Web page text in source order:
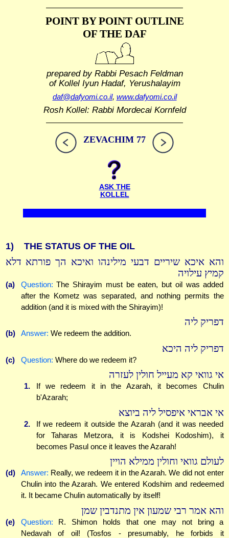
POINT BY POINT OUTLINE
OF THE DAF
prepared by Rabbi Pesach Feldman
of Kollel Iyun Hadaf, Yerushalayim
daf@dafyomi.co.il, www.dafyomi.co.il
Rosh Kollel: Rabbi Mordecai Kornfeld
ZEVACHIM 77
ASK THE
KOLLEL
1) THE STATUS OF THE OIL
והא איכא שיריים דבעי מילינהו ואיכא הך פורתא דלא
קמיץ עילויה
(a) Question: The Shirayim must be eaten, but oil was added
after the Kometz was separated, and nothing permits the
addition (and it is mixed with the Shirayim)!
דפריק ליה
(b) Answer: We redeem the addition.
דפריק ליה היכא
(c) Question: Where do we redeem it?
אי גוואי קא מעייל חולין לעזרה
1.
If we redeem it in the Azarah, it becomes Chulin
b'Azarah;
אי אבראי איפסיל ליה ביוצא
2.
If we redeem it outside the Azarah (and it was needed
for Taharas Metzora, it is Kodshei Kodoshim), it
becomes Pasul once it leaves the Azarah!
לעולם גוואי וחולין ממילא הויין
(d) Answer: Really, we redeem it in the Azarah. We did not enter
Chulin into the Azarah. We entered Kodshim and redeemed
it. It became Chulin automatically by itself!
והא אמר רבי שמעון אין מתנדבין שמן
(e) Question: R. Shimon holds that one may not bring a
Nedavah of oil! (Tosfos - presumably, he forbids it